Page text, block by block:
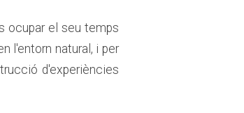
ocupar el seu temps
l'entorn natural, i per
d'experiències